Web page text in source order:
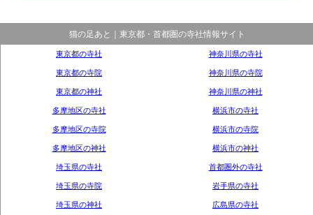
猫の足あと｜東京都・首都圏の寺社情報サイト
東京都の寺社
東京都の寺院
東京都の神社
多摩地区の寺社
多摩地区の寺院
多摩地区の神社
神奈川県の寺社
神奈川県の寺院
神奈川県の神社
横浜市の寺社
横浜市の寺院
横浜市の神社
埼玉県の寺社
埼玉県の寺院
埼玉県の神社
首都圏外の寺社
岩手県の寺社
広島県の寺社